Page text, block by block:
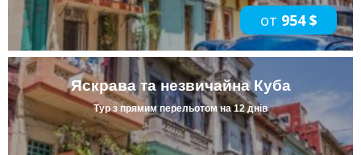
от 954 $
Яскрава та незвичайна Куба
Тур з прямим перельотом на 12 днів